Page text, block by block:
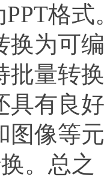
格
换为可
批量转
具有良
图像等
。总